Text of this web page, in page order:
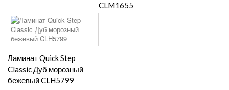
CLM1655
Ламинат Quick Step
Classic Дуб морозный
бежевый CLH5799